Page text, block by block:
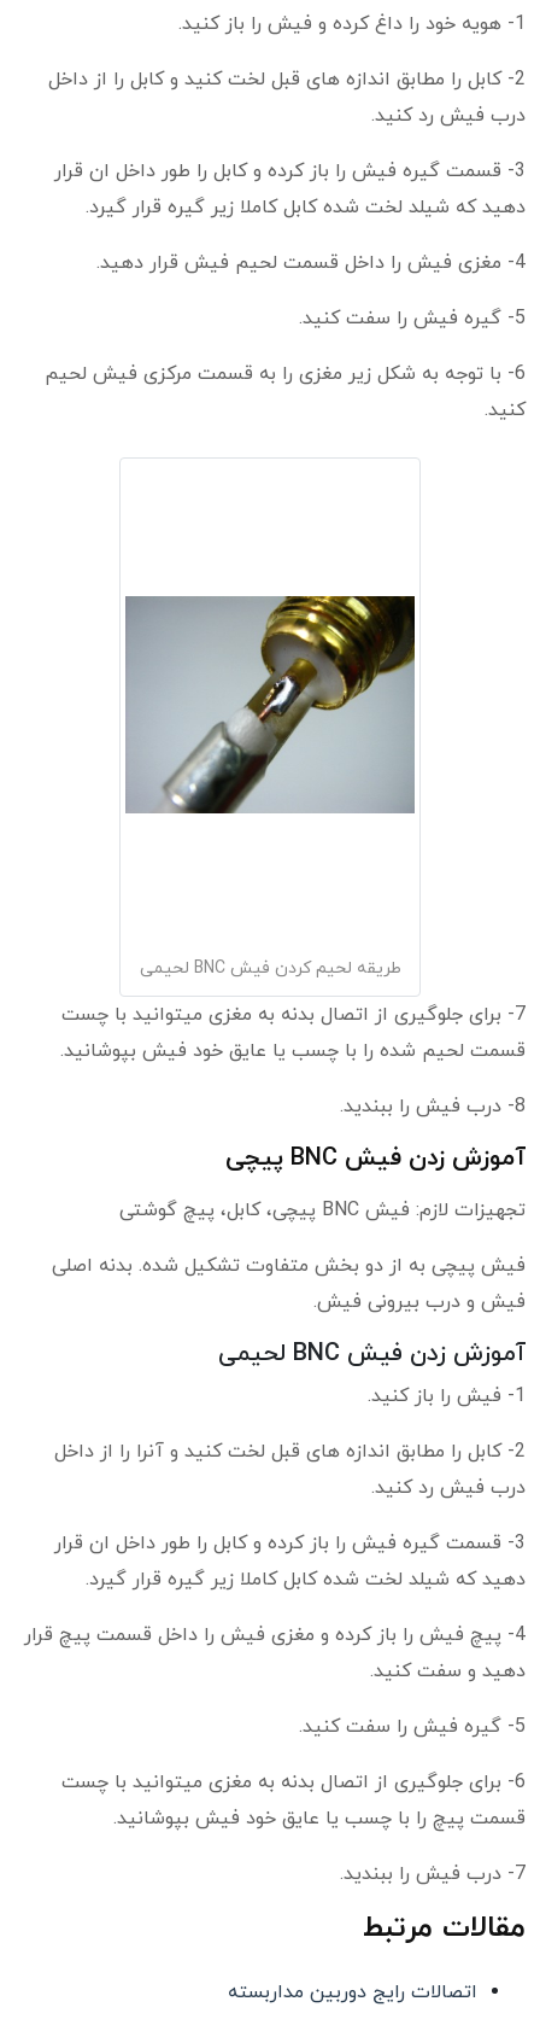
1- هویه خود را داغ کرده و فیش را باز کنید.
2- کابل را مطابق اندازه های قبل لخت کنید و کابل را از داخل
درب فیش رد کنید.
3- قسمت گیره فیش را باز کرده و کابل را طور داخل ان قرار
دهید که شیلد لخت شده کابل کاملا زیر گیره قرار گیرد.
4- مغزی فیش را داخل قسمت لحیم فیش قرار دهید.
5- گیره فیش را سفت کنید.
6- با توجه به شکل زیر مغزی را به قسمت مرکزی فیش لحیم
کنید.
طریقه لحیم کردن فیش BNC لحیمی
7- برای جلوگیری از اتصال بدنه به مغزی میتوانید با چست
قسمت لحیم شده را با چسب یا عایق خود فیش بپوشانید.
8- درب فیش را ببندید.
آموزش زدن فیش BNC پیچی
تجهیزات لازم: فیش BNC پیچی، کابل، پیچ گوشتی
فیش پیچی به از دو بخش متفاوت تشکیل شده. بدنه اصلی
فیش و درب بیرونی فیش.
آموزش زدن فیش BNC لحیمی
1- فیش را باز کنید.
2- کابل را مطابق اندازه های قبل لخت کنید و آنرا را از داخل
درب فیش رد کنید.
3- قسمت گیره فیش را باز کرده و کابل را طور داخل ان قرار
دهید که شیلد لخت شده کابل کاملا زیر گیره قرار گیرد.
4- پیچ فیش را باز کرده و مغزی فیش را داخل قسمت پیچ قرار
دهید و سفت کنید.
5- گیره فیش را سفت کنید.
6- برای جلوگیری از اتصال بدنه به مغزی میتوانید با چست
قسمت پیچ را با چسب یا عایق خود فیش بپوشانید.
7- درب فیش را ببندید.
مقالات مرتبط
اتصالات رایج دوربین مداربسته